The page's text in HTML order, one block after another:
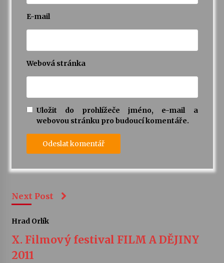
E-mail
Webová stránka
Uložit do prohlížeče jméno, e-mail a
webovou stránku pro budoucí komentáře.
Next Post
Hrad Orlík
X. Filmový festival FILM A DĚJINY
2011